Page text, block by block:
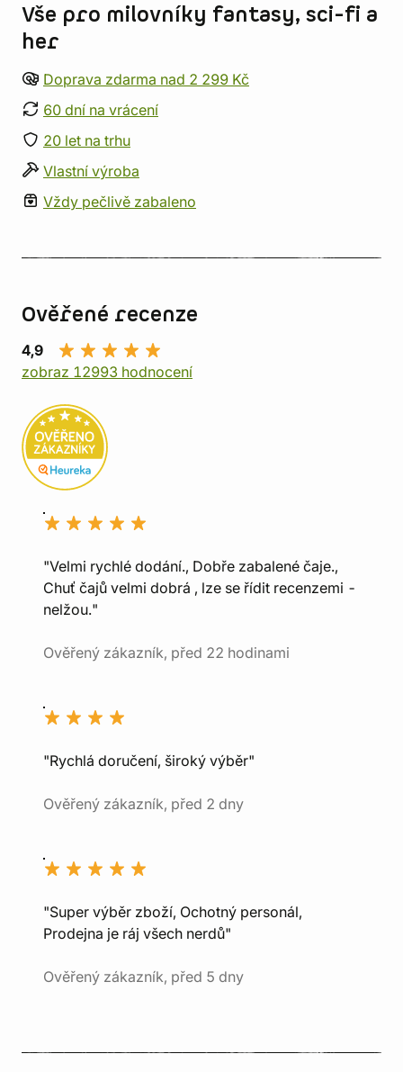
Vše pro milovníky fantasy, sci-fi a
her
Doprava zdarma nad 2 299 Kč
60 dní na vrácení
20 let na trhu
Vlastní výroba
Vždy pečlivě zabaleno
Ověřené recenze
4,9
zobraz 12993 hodnocení
"Velmi rychlé dodání., Dobře zabalené čaje.,
Chuť čajů velmi dobrá , lze se řídit recenzemi -
nelžou."
Ověřený zákazník, před 22 hodinami
"Rychlá doručení, široký výběr"
Ověřený zákazník, před 2 dny
"Super výběr zboží, Ochotný personál,
Prodejna je ráj všech nerdů"
Ověřený zákazník, před 5 dny